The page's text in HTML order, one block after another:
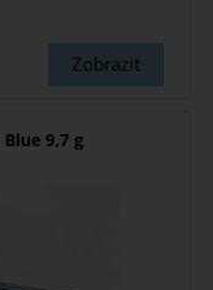
Zobrazit
Blue 9,7 g